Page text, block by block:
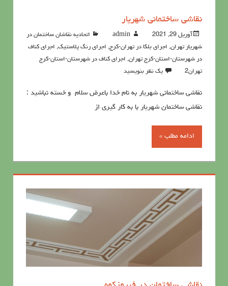
نقاشی ساختمانی شهریار
آوریل 29, 2021 admin
اتحادیه نقاشان ساختمان در
شهریار تهران, اجرای بلکا در تهران-کرج, اجرای رنگ پلاستیک, اجرای کناف
در شهرستان-استان-کرج تهران, اجرای کناف در شهرستان-استان-کرج
تهران2
یک نظر بنویسید
نقاشی ساختمانی شهریار به نام خدا باعرض سلام و خسته نباشید :
نقاشی ساختمان شهریار با به کار گیری از
ادامه مطلب »